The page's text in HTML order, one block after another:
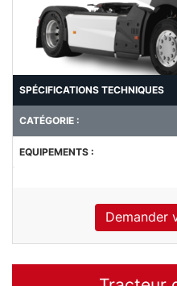
SPÉCIFICATIONS TECHNIQUES
CATÉGORIE :
EQUIPEMENTS :
Demander